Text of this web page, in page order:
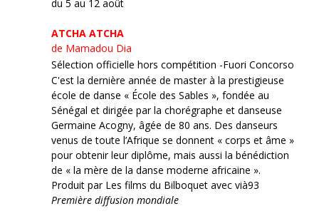
du 5 au 12 août
ATCHA ATCHA
de Mamadou Dia
Sélection officielle hors compétition -Fuori Concorso
C'est la dernière année de master à la prestigieuse
école de danse « École des Sables », fondée au
Sénégal et dirigée par la chorégraphe et danseuse
Germaine Acogny, âgée de 80 ans. Des danseurs
venus de toute l’Afrique se donnent « corps et âme »
pour obtenir leur diplôme, mais aussi la bénédiction
de « la mère de la danse moderne africaine ».
Produit par Les films du Bilboquet avec vià93
Première diffusion mondiale